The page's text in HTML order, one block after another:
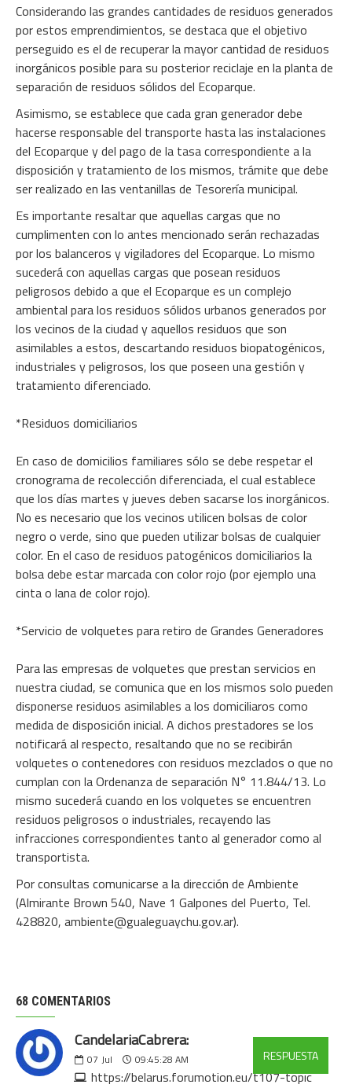
Considerando las grandes cantidades de residuos generados
por estos emprendimientos, se destaca que el objetivo
perseguido es el de recuperar la mayor cantidad de residuos
inorgánicos posible para su posterior reciclaje en la planta de
separación de residuos sólidos del Ecoparque.
Asimismo, se establece que cada gran generador debe
hacerse responsable del transporte hasta las instalaciones
del Ecoparque y del pago de la tasa correspondiente a la
disposición y tratamiento de los mismos, trámite que debe
ser realizado en las ventanillas de Tesorería municipal.
Es importante resaltar que aquellas cargas que no
cumplimenten con lo antes mencionado serán rechazadas
por los balanceros y vigiladores del Ecoparque. Lo mismo
sucederá con aquellas cargas que posean residuos
peligrosos debido a que el Ecoparque es un complejo
ambiental para los residuos sólidos urbanos generados por
los vecinos de la ciudad y aquellos residuos que son
asimilables a estos, descartando residuos biopatogénicos,
industriales y peligrosos, los que poseen una gestión y
tratamiento diferenciado.
*Residuos domiciliarios
En caso de domicilios familiares sólo se debe respetar el
cronograma de recolección diferenciada, el cual establece
que los días martes y jueves deben sacarse los inorgánicos.
No es necesario que los vecinos utilicen bolsas de color
negro o verde, sino que pueden utilizar bolsas de cualquier
color. En el caso de residuos patogénicos domiciliarios la
bolsa debe estar marcada con color rojo (por ejemplo una
cinta o lana de color rojo).
*Servicio de volquetes para retiro de Grandes Generadores
Para las empresas de volquetes que prestan servicios en
nuestra ciudad, se comunica que en los mismos solo pueden
disponerse residuos asimilables a los domiciliaros como
medida de disposición inicial. A dichos prestadores se los
notificará al respecto, resaltando que no se recibirán
volquetes o contenedores con residuos mezclados o que no
cumplan con la Ordenanza de separación N° 11.844/13. Lo
mismo sucederá cuando en los volquetes se encuentren
residuos peligrosos o industriales, recayendo las
infracciones correspondientes tanto al generador como al
transportista.
Por consultas comunicarse a la dirección de Ambiente
(Almirante Brown 540, Nave 1 Galpones del Puerto, Tel.
428820, ambiente@gualeguaychu.gov.ar).
68 COMENTARIOS
CandelariaCabrera:
07 Jul 09:45:28 AM
https://belarus.forumotion.eu/t107-topic
RESPUESTA